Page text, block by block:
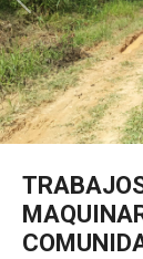
Previous